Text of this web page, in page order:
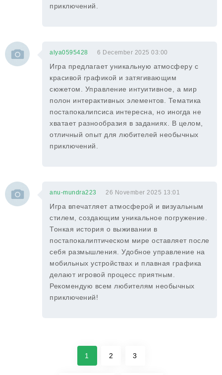
приключений.
alya0595428 6 December 2025 03:00
Игра предлагает уникальную атмосферу с
красивой графикой и затягивающим
сюжетом. Управление интуитивное, а мир
полон интерактивных элементов. Тематика
постапокалипсиса интересна, но иногда не
хватает разнообразия в заданиях. В целом,
отличный опыт для любителей необычных
приключений.
anu-mundra223 26 November 2025 13:01
Игра впечатляет атмосферой и визуальным
стилем, создающим уникальное погружение.
Тонкая история о выживании в
постапокалиптическом мире оставляет после
себя размышления. Удобное управление на
мобильных устройствах и плавная графика
делают игровой процесс приятным.
Рекомендую всем любителям необычных
приключений!
1 2 3